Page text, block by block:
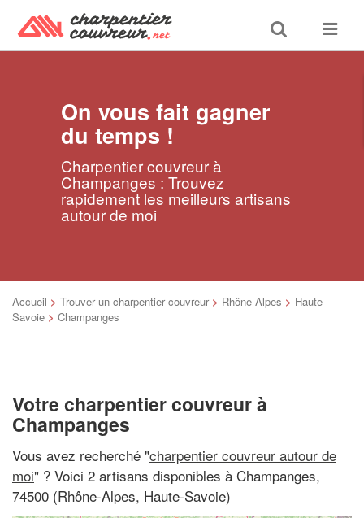
Toggle
search
Toggle
On vous fait gagner
du temps !
Charpentier couvreur à
Champanges : Trouvez
rapidement les meilleurs artisans
autour de moi
Accueil > Trouver un charpentier couvreur > Rhône-Alpes > Haute-
Savoie > Champanges
Votre charpentier couvreur à
Champanges
Vous avez recherché "charpentier couvreur autour de
moi" ? Voici 2 artisans disponibles à Champanges,
74500 (Rhône-Alpes, Haute-Savoie)